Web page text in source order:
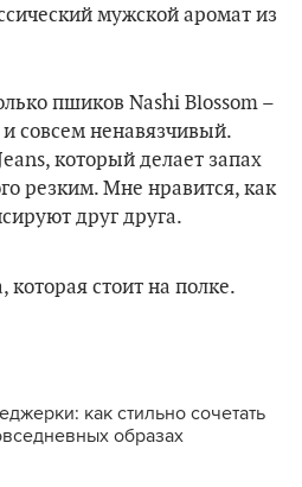
мужской аромат из
пшиков Nashi Blossom –
совсем ненавязчивый.
который делает запах
резким. Мне нравится, как
друг друга.
как стильно сочетать
образах